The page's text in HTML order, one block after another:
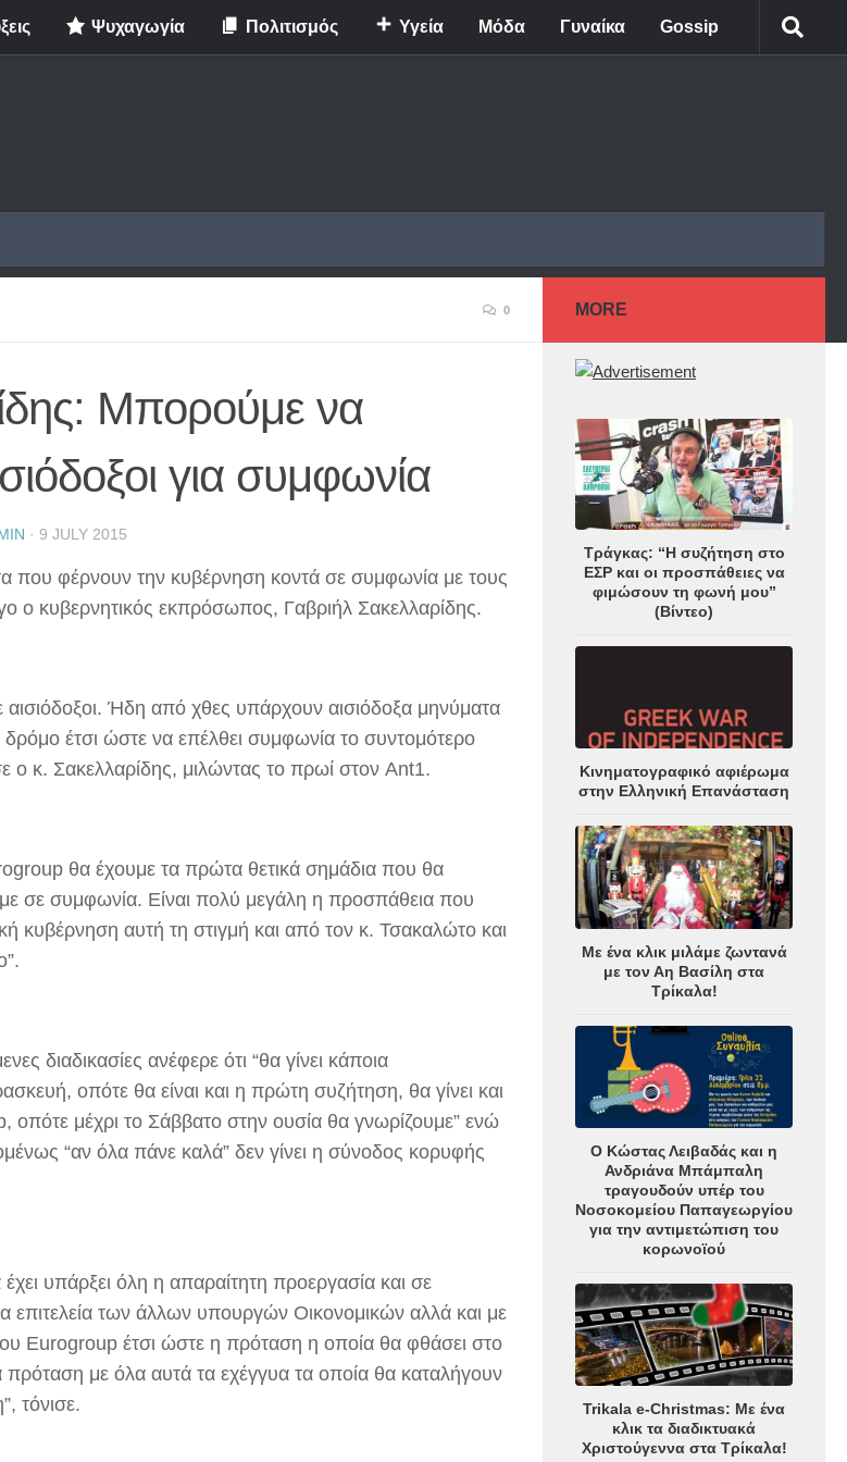
Ψυχαγωγία Πολιτισμός Υγεία Μόδα Γυναίκα Gossip
0
Μπορούμε να
για συμφωνία
· 9 JULY 2015
που φέρνουν την κυβέρνηση κοντά σε συμφωνία με τους
ο κυβερνητικός εκπρόσωπος, Γαβριήλ Σακελλαρίδης.
Ήδη από χθες υπάρχουν αισιόδοξα μηνύματα
δρόμο έτσι ώστε να επέλθει συμφωνία το συντομότερο
ο κ. Σακελλαρίδης, μιλώντας το πρωί στον Ant1.
θα έχουμε τα πρώτα θετικά σημάδια που θα
σε συμφωνία. Είναι πολύ μεγάλη η προσπάθεια που
κυβέρνηση αυτή τη στιγμή και από τον κ. Τσακαλώτο και
διαδικασίες ανέφερε ότι “θα γίνει κάποια
οπότε θα είναι και η πρώτη συζήτηση, θα γίνει και
μέχρι το Σάββατο στην ουσία θα γνωρίζουμε” ενώ
“αν όλα πάνε καλά” δεν γίνει η σύνοδος κορυφής
έχει υπάρξει όλη η απαραίτητη προεργασία και σε
επιτελεία των άλλων υπουργών Οικονομικών αλλά και με
Eurogroup έτσι ώστε η πρόταση η οποία θα φθάσει στο
πρόταση με όλα αυτά τα εχέγγυα τα οποία θα καταλήγουν
τόνισε.
MORE
Τράγκας: “Η συζήτηση στο
ΕΣΡ και οι προσπάθειες να
φιμώσουν τη φωνή μου”
(Βίντεο)
Κινηματογραφικό αφιέρωμα
στην Ελληνική Επανάσταση
Με ένα κλικ μιλάμε ζωντανά
με τον Αη Βασίλη στα
Τρίκαλα!
Ο Κώστας Λειβαδάς και η
Ανδριάνα Μπάμπαλη
τραγουδούν υπέρ του
Νοσοκομείου Παπαγεωργίου
για την αντιμετώπιση του
κορωνοϊού
Trikala e-Christmas: Με ένα
κλικ τα διαδικτυακά
Χριστούγεννα στα Τρίκαλα!